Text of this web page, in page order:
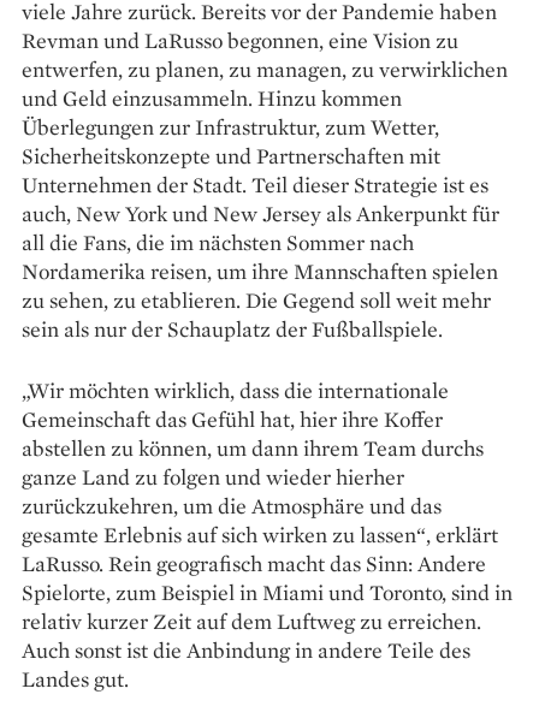
viele Jahre zurück. Bereits vor der Pandemie haben
Revman und LaRusso begonnen, eine Vision zu
entwerfen, zu planen, zu managen, zu verwirklichen
und Geld einzusammeln. Hinzu kommen
Überlegungen zur Infrastruktur, zum Wetter,
Sicherheitskonzepte und Partnerschaften mit
Unternehmen der Stadt. Teil dieser Strategie ist es
auch, New York und New Jersey als Ankerpunkt für
all die Fans, die im nächsten Sommer nach
Nordamerika reisen, um ihre Mannschaften spielen
zu sehen, zu etablieren. Die Gegend soll weit mehr
sein als nur der Schauplatz der Fußballspiele.
„Wir möchten wirklich, dass die inter­nationale
Gemeinschaft das Gefühl hat, hier ihre Koffer
abstellen zu können, um dann ihrem Team durchs
ganze Land zu folgen und wieder hierher
zurückzukehren, um die Atmosphäre und das
gesamte Erlebnis auf sich wirken zu lassen“, erklärt
LaRusso. Rein geografisch macht das Sinn: Andere
Spielorte, zum Beispiel in Miami und Toronto, sind in
relativ kurzer Zeit auf dem Luftweg zu erreichen.
Auch sonst ist die Anbindung in andere Teile des
Landes gut.